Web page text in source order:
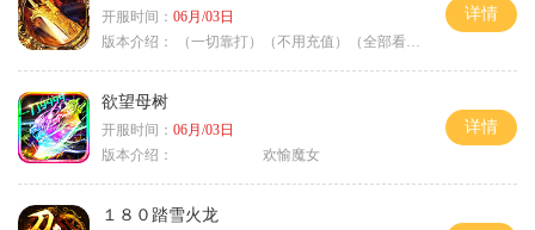
开服时间： 06月/03日
版本介绍：
（一切靠打）（不用充值）（全部看脸）
详情
欲望母树
开服时间： 06月/03日
版本介绍：
欢愉魔女
详情
１８０踏雪火龙